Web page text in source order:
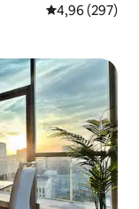
Évaluation
4,96 (297)